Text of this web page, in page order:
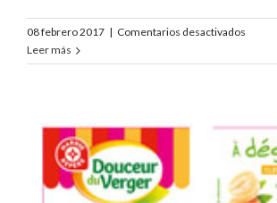
08 febrero 2017 | Comentarios desactivados
du
Jus
«DDV»
Leer más